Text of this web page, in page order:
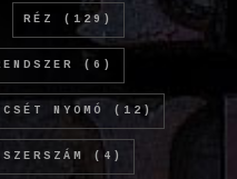
RÉZ (129)
(6)
NYOMÓ (12)
(4)